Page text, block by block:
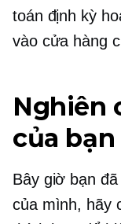
toán định kỳ
vào cửa hàng
Nghiên
của
Bây giờ bạn
của mình, hãy